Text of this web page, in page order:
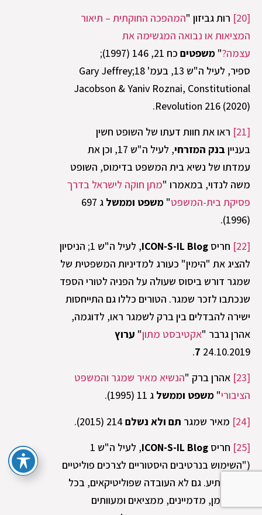
[20]
רות גביזון "המהפכה החוקתית – תיאור
המציאות או נבואה המגשימה את
עצמה?" משפטים
כח 21, 146 (1997);
ספיר, לעיל ה"ש 13, בעמ' 18;Gary Jeffrey
Jacobson & Yaniv Roznai, Constitutional
Revolution 216 (2020).
[21]
ראו את חוות דעתו של השופט חשין
בעניין בנק המזרחי
, לעיל ה"ש 17, וכן את
עמדתו של נשיא בית המשפט בדימוס, השופט
משה לנדוי, במאמרו "מתן חוקה לישראל בדרך
פסיקת בית-המשפט" משפט וממשל
ג 697
(1996).
[22]
חריס ICON-S-IL Blog
, לעיל ה"ש 1; הניסיון
להציג את "הימין" כעורג למדיניות המשפטית של
שמגר דורש ביסוס שעולה על הפניה לטורי הספד
שנכתבו לזכר שמגר. הטורים כללו גם התייחסות
ישירה להבדלים בין ברק לשמגר ראו, לדוגמה,
אהרן גרבר "אקטיבסט מתון" ערוץ
7 24.10.2019.
[23]
אהרן ברק "הנשיא מאיר שמגר והמשפט
הציבורי" משפט וממשל ג 11 (1995).
[24]
מאיר שמגר תם ולא נשלם
[25]
חריס ICON-S-IL Blog
, לעיל ה"ש 1
("השימוש בנרטיבים היסטוריים לצרכים פוליטיים
אינו מפתיע. גם לא העובדה שפוליטיקאים, בכל
מקום וזמן, מדמיינים, ממציאים ומעוותים